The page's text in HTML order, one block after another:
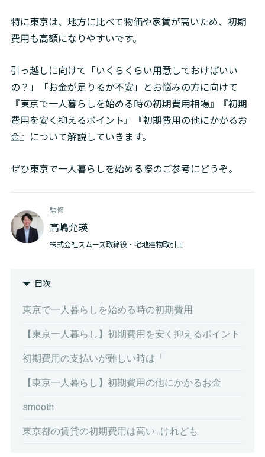
特に東京は、地方に比べて物価や家賃が高いため、初期
費用も高額になりやすいです。
引っ越しに向けて「いくらくらい用意しておけばいい
の？」「お金が足りるか不安」とお悩みの方に向けて
『東京で一人暮らしを始める時の初期費用相場』『初期
費用を安く抑えるポイント』『初期費用の他にかかるお
金』について解説していきます。
ぜひ東京で一人暮らしを始める際のご参考にどうぞ。
監修
高嶋允瑛
株式会社スムーズ取締役・宅地建物取引士
目次
東京で一人暮らしを始める時の初期費用
【東京一人暮らし】初期費用を安く抑えるポイント
初期費用の支払いが難しい時は「
【東京一人暮らし】初期費用の他にかかるお金
smooth
東京都の賃貸の初期費用は高い...けれども